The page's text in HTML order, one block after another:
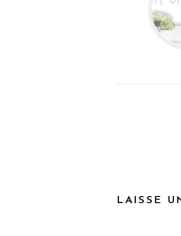
LAISSE